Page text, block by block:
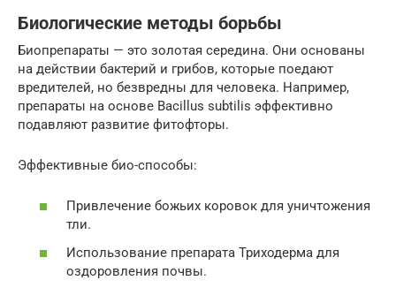
Биологические методы борьбы
Биопрепараты — это золотая середина. Они основаны
на действии бактерий и грибов, которые поедают
вредителей, но безвредны для человека. Например,
препараты на основе Bacillus subtilis эффективно
подавляют развитие фитофторы.
Эффективные био-способы:
Привлечение божьих коровок для уничтожения
тли.
Использование препарата Триходерма для
оздоровления почвы.